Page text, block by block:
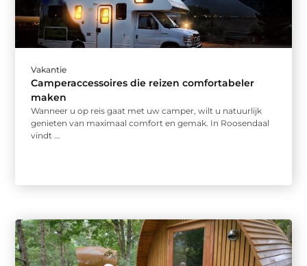
Vakantie
Camperaccessoires die reizen comfortabeler
maken
Wanneer u op reis gaat met uw camper, wilt u natuurlijk
genieten van maximaal comfort en gemak. In Roosendaal
vindt ...